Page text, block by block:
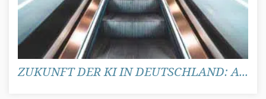
ZUKUNFT DER KI IN DEUTSCHLAND: A...